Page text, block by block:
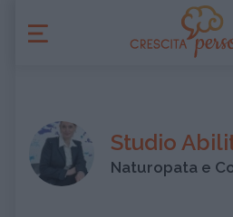
Studio
Naturopata e